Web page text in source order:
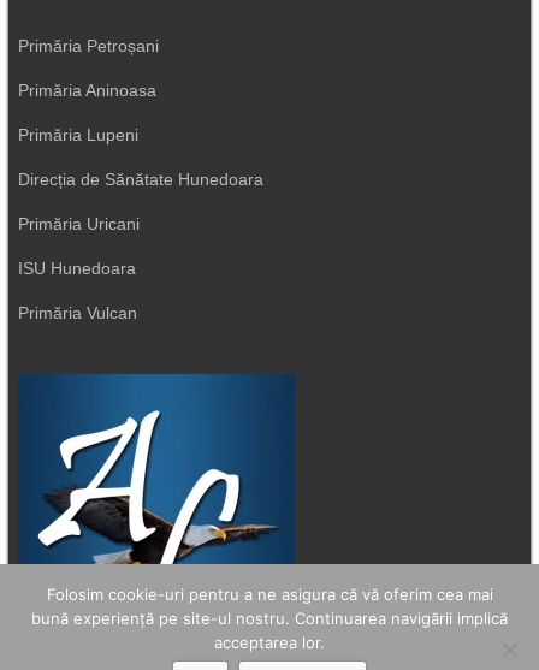
Primăria Petroșani
Primăria Aninoasa
Primăria Lupeni
Direcția de Sănătate Hunedoara
Primăria Uricani
ISU Hunedoara
Primăria Vulcan
Folosim cookie-uri pentru a ne asigura că vă oferim cea mai
bună experiență pe site-ul nostru. Continuarea navigării implică
acceptarea lor.